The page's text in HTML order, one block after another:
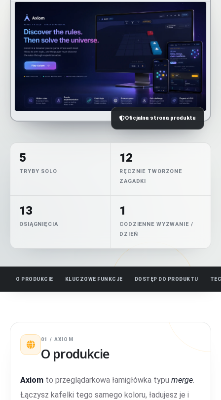
Oficjalna strona produktu
5
TRYBY SOLO
12
RĘCZNIE TWORZONE
ZAGADKI
13
OSIĄGNIĘCIA
1
CODZIENNE WYZWANIE /
DZIEŃ
O PRODUKCIE KLUCZOWE FUNKCJE DOSTĘP DO PRODUKTU
01 / AXIOM
O produkcie
Axiom to przeglądarkowa łamigłówka typu merge.
Łączysz kafelki tego samego koloru, ładujesz je i